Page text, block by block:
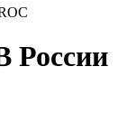
России